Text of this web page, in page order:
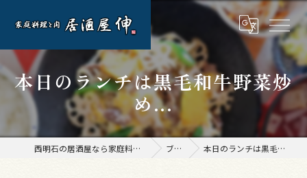
本日のランチは黒毛和牛野菜炒
め...
西明石の居酒屋なら家庭料理と肉 居酒屋 伸 ブログ 本日のランチは黒毛和牛野菜炒め...